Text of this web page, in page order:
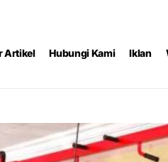
Artikel Hubungi Kami Iklan